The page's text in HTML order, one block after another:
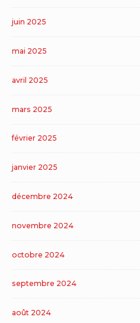
juin 2025
mai 2025
avril 2025
mars 2025
février 2025
janvier 2025
décembre 2024
novembre 2024
octobre 2024
septembre 2024
août 2024